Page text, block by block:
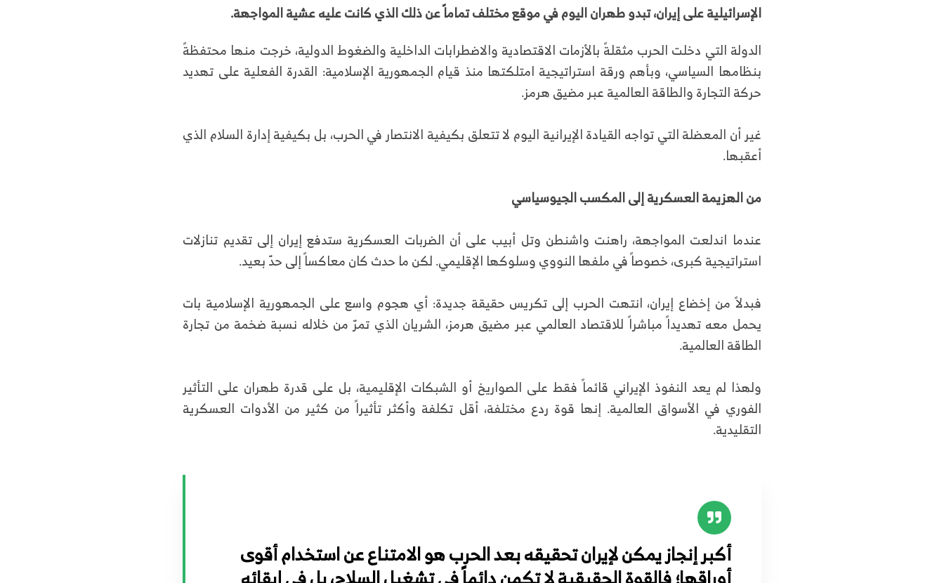
الإسرائيلية على إيران، تبدو طهران اليوم في موقع مختلف تماماً عن ذلك الذي كانت عليه عشية المواجهة.
الدولة التي دخلت الحرب مثقلةً بالأزمات الاقتصادية والاضطرابات الداخلية والضغوط الدولية، خرجت منها محتفظةً
بنظامها السياسي، وبأهم ورقة استراتيجية امتلكتها منذ قيام الجمهورية الإسلامية: القدرة الفعلية على تهديد
حركة التجارة والطاقة العالمية عبر مضيق هرمز.
غير أن المعضلة التي تواجه القيادة الإيرانية اليوم لا تتعلق بكيفية الانتصار في الحرب، بل بكيفية إدارة السلام الذي
أعقبها.
من الهزيمة العسكرية إلى المكسب الجيوسياسي
عندما اندلعت المواجهة، راهنت واشنطن وتل أبيب على أن الضربات العسكرية ستدفع إيران إلى تقديم تنازلات
استراتيجية كبرى، خصوصاً في ملفها النووي وسلوكها الإقليمي. لكن ما حدث كان معاكساً إلى حدّ بعيد.
فبدلاً من إخضاع إيران، انتهت الحرب إلى تكريس حقيقة جديدة: أي هجوم واسع على الجمهورية الإسلامية بات
يحمل معه تهديداً مباشراً للاقتصاد العالمي عبر مضيق هرمز، الشريان الذي تمرّ من خلاله نسبة ضخمة من تجارة
الطاقة العالمية.
ولهذا لم يعد النفوذ الإيراني قائماً فقط على الصواريخ أو الشبكات الإقليمية، بل على قدرة طهران على التأثير
الفوري في الأسواق العالمية. إنها قوة ردع مختلفة، أقل تكلفة وأكثر تأثيراً من كثير من الأدوات العسكرية
التقليدية.
أكبر إنجاز يمكن لإيران تحقيقه بعد الحرب هو الامتناع عن استخدام أقوى